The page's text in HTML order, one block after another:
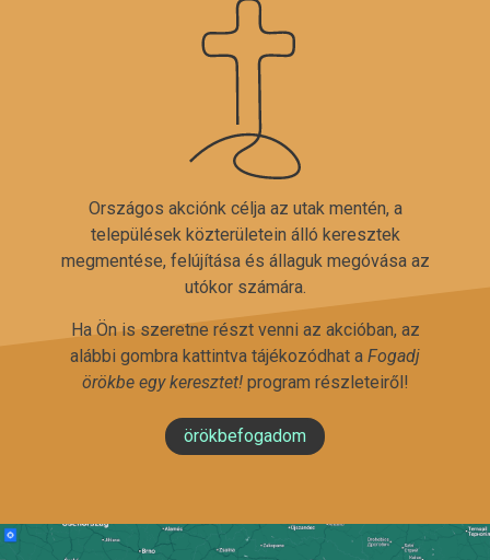
Országos akciónk célja az utak mentén, a
települések közterületein álló keresztek
megmentése, felújítása és állaguk megóvása az
utókor számára.
Ha Ön is szeretne részt venni az akcióban, az
alábbi gombra kattintva tájékozódhat a Fogadj
örökbe egy keresztet!program részleteiről!
örökbefogadom